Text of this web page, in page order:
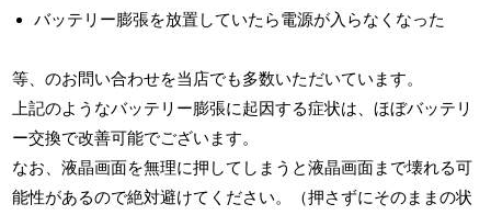
バッテリー膨張を放置していたら電源が入らなくなった
等、のお問い合わせを当店でも多数いただいています。
上記のようなバッテリー膨張に起因する症状は、ほぼバッテリ
ー交換で改善可能でございます。
なお、液晶画面を無理に押してしまうと液晶画面まで壊れる可
能性があるので絶対避けてください。（押さずにそのままの状